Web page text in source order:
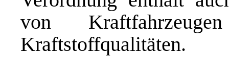
von
Kraftstoffqualitäten.